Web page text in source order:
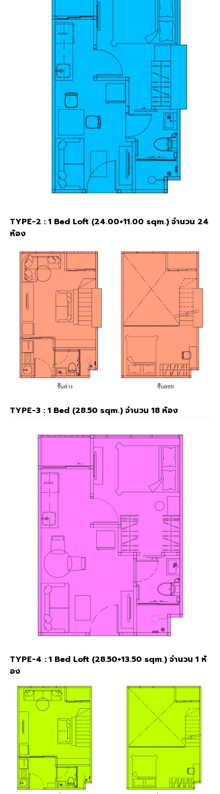
TYPE-2 : 1 Bed Loft (24.00+11.00 sqm.) จำนวน 24
ห้อง
TYPE-3 : 1 Bed (28.50 sqm.) จำนวน 18 ห้อง
TYPE-4 : 1 Bed Loft (28.50+13.50 sqm.) จำนวน 1 ห้
อง